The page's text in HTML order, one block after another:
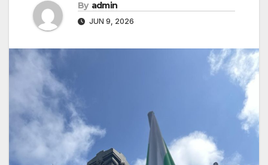
By admin
JUN 9, 2026